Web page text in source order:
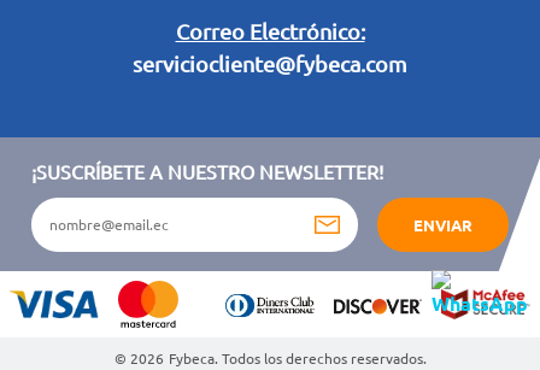
Correo Electrónico:
serviciocliente@fybeca.com
¡SUSCRÍBETE A NUESTRO NEWSLETTER!
ENVIAR
© 2026 Fybeca. Todos los derechos reservados.